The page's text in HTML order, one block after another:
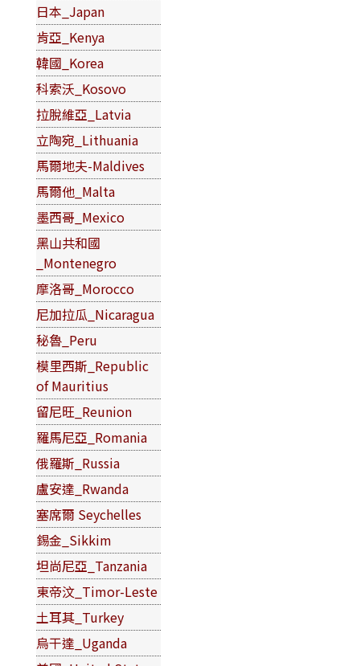
日本_Japan
肯亞_Kenya
韓國_Korea
科索沃_Kosovo
拉脫維亞_Latvia
立陶宛_Lithuania
馬爾地夫-Maldives
馬爾他_Malta
墨西哥_Mexico
黑山共和國
_Montenegro
摩洛哥_Morocco
尼加拉瓜_Nicaragua
秘魯_Peru
模里西斯_Republic
of Mauritius
留尼旺_Reunion
羅馬尼亞_Romania
俄羅斯_Russia
盧安達_Rwanda
塞席爾 Seychelles
錫金_Sikkim
坦尚尼亞_Tanzania
東帝汶_Timor-Leste
土耳其_Turkey
烏干達_Uganda